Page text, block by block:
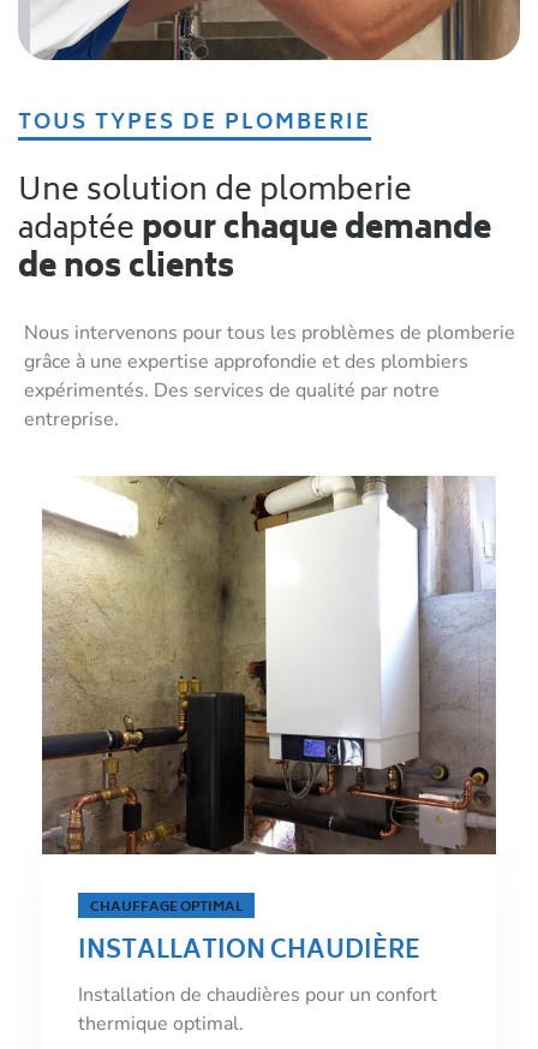
TOUS TYPES DE PLOMBERIE
Une solution de plomberie
adaptéepour chaque demande
de nos clients
Nous intervenons pour tous les problèmes de plomberie
grâce à une expertise approfondie et des plombiers
expérimentés. Des services de qualité par notre
entreprise.
ÉNERGIE PROPRE
INSTALLATION CHAUDIÈRE
ÉLECTRIQUE
Installation de chaudières électriques pour